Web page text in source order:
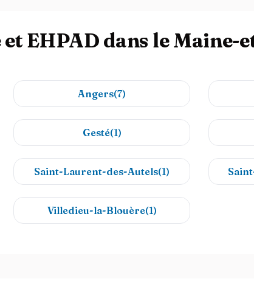
EHPAD dans le Maine-
Angers(7)
Gesté(1)
Saint-Laurent-des-Autels(1)
Villedieu-la-Blouère(1)